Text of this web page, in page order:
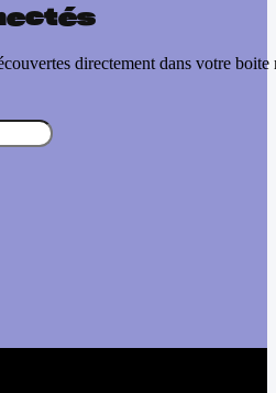
directement dans votre boite